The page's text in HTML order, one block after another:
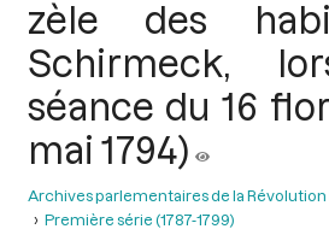
zèle des
Schirmeck,
séance du 16
mai 1794)
Archives parlementaires de la Révolution
Première série (1787-1799)